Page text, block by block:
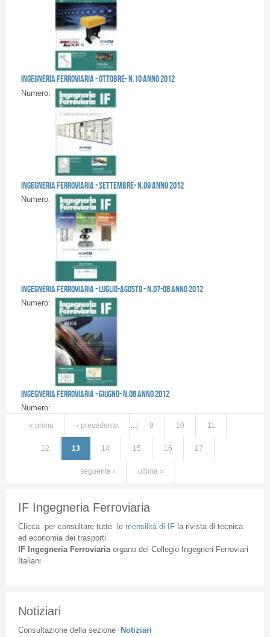
Ingegneria Ferroviaria - OTTOBRE- n.10 anno 2012
Numero:
Ingegneria Ferroviaria - SETTEMBRE- n.09 anno 2012
Numero:
Ingegneria Ferroviaria - LUGLIO-AGOSTO - n.07-08 anno 2012
Numero:
Ingegneria Ferroviaria - GIUGNO- n.06 anno 2012
Numero:
« prima ‹ precedente … 9 10 11
12 13 14 15 16 17
seguente › ultima »
IF Ingegneria Ferroviaria
Cliccaper consultare tuttele mensilità di IFla rivista di tecnica
ed economia dei trasporti
IF Ingegneria Ferroviaria organodel Collegio Ingegneri Ferroviari
Italiani
Notiziari
Consultazione della sezione Notiziari